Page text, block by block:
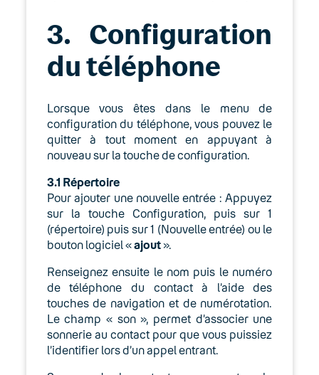
3. Configuration
du téléphone
Lorsque vous êtes dans le menu de
configuration du téléphone, vous pouvez le
quitter à tout moment en appuyant à
nouveau sur la touche de configuration.
3.1 Répertoire
Pour ajouter une nouvelle entrée : Appuyez
sur la touche Configuration, puis sur 1
(répertoire) puis sur 1 (Nouvelle entrée) ou le
bouton logiciel «ajout».
Renseignez ensuite le nom puis le numéro
de téléphone du contact à l’aide des
touches de navigation et de numérotation.
Le champ « son », permet d’associer une
sonnerie au contact pour que vous puissiez
l’identifier lors d’un appel entrant.